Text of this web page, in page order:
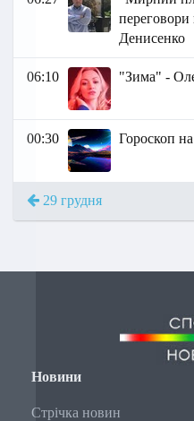
Денисенко
06:10 "Зима" -
00:30 Гороскоп
29 грудня
Новини
Стрічка новин